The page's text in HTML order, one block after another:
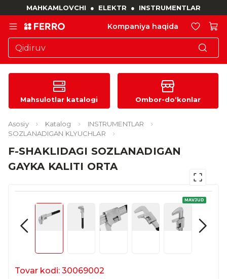
MAHKAMLOVCHI ● ELEKTR ● INSTRUMENTLAR
Kompaniya haqida
Mahsulotlar katalogi Ombor-do‘konlar
Asosiy Katalog
INSTRUMENTLAR
SOZLANADIGAN KLYUCHLAR
F-SHAKLIDAGI SOZLANADIGAN
GAYKA KALITI ORTA
MAVJUD
Tovar kodi: 30069002